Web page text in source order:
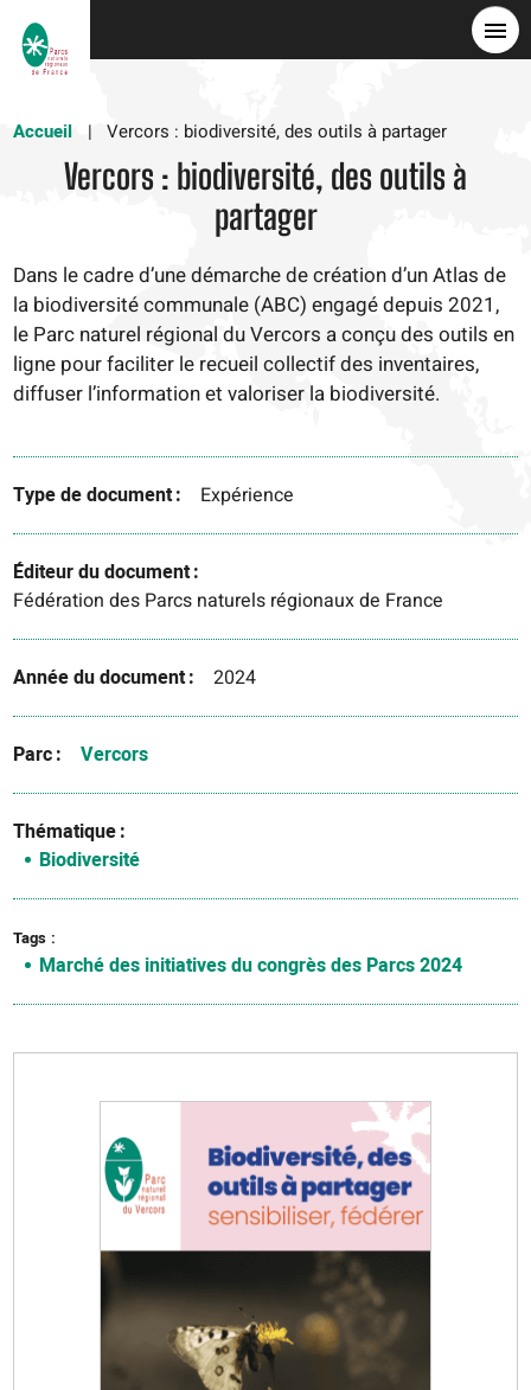
Accueil
Vercors : biodiversité, des outils à partager
Vercors : biodiversité, des outils à
partager
Dans le cadre d’une démarche de création d’un Atlas de
la biodiversité communale (ABC) engagé depuis 2021,
le Parc naturel régional du Vercors a conçu des outils en
ligne pour faciliter le recueil collectif des inventaires,
diffuser l’information et valoriser la biodiversité.
Type de document Expérience
Éditeur du document
Fédération des Parcs naturels régionaux de France
Année du document 2024
Parc Vercors
Thématique
Biodiversité
Tags
Marché des initiatives du congrès des Parcs 2024